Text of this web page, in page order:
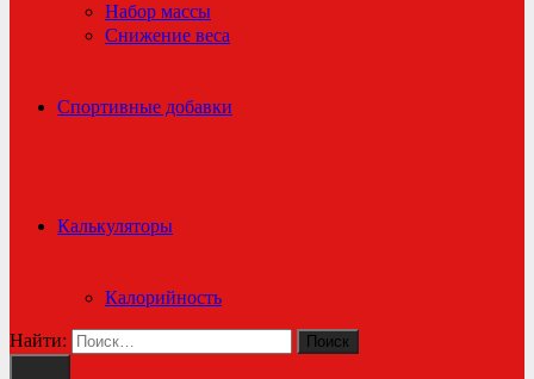
Набор массы
Снижение веса
Спортивные добавки
Калькуляторы
Калорийность
Найти: